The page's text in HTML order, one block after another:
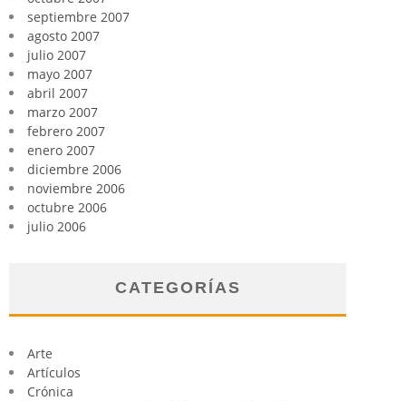
septiembre 2007
agosto 2007
julio 2007
mayo 2007
abril 2007
marzo 2007
febrero 2007
enero 2007
diciembre 2006
noviembre 2006
octubre 2006
julio 2006
CATEGORÍAS
Arte
Artículos
Crónica